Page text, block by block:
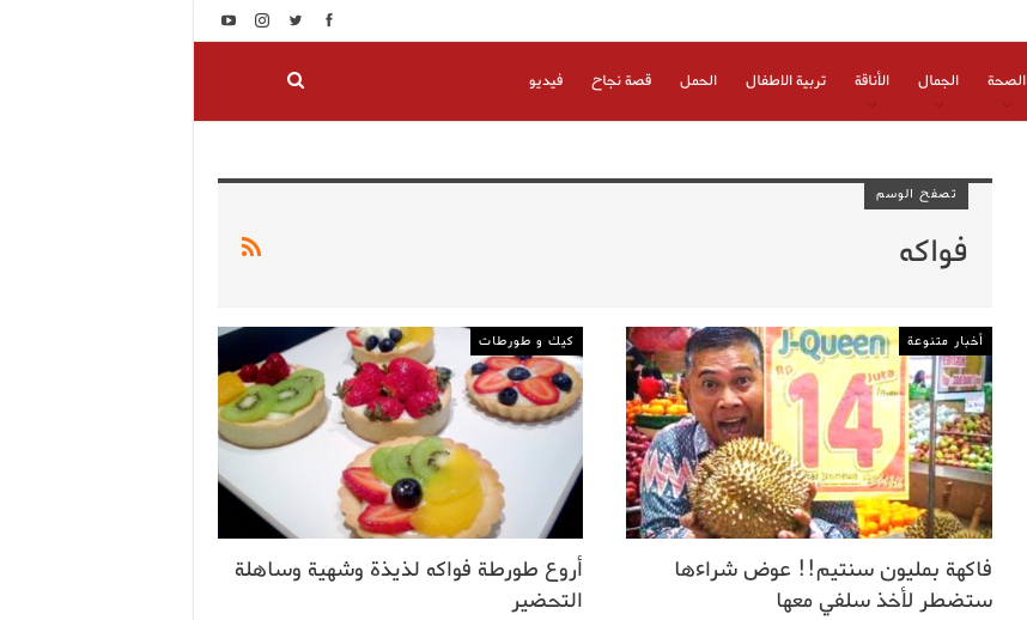
الصحة الجمال الأناقة تربية الاطفال الحمل قصة نجاح فيديو
تصفح الوسم
فواكه
أخبار متنوعة
فاكهة بمليون سنتيم!! عوض شراءها
ستضطر لأخذ سلفي معها
كيك و طورطات
أروع طورطة فواكه لذيذة وشهية وساهلة
التحضير